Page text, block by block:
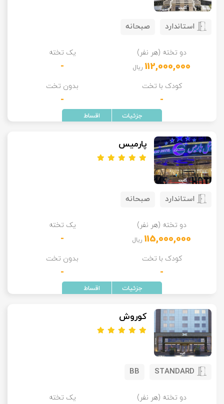
استاندارد صبحانه
دو تخته (هر نفر)
112,000,000 ریال
یک تخته
-
کودک با تخت
-
بدون تخت
-
پارمیس
استاندارد صبحانه
دو تخته (هر نفر)
115,000,000 ریال
یک تخته
-
کودک با تخت
-
بدون تخت
-
کوروش
STANDARD
BB
دو تخته (هر نفر) یک تخته